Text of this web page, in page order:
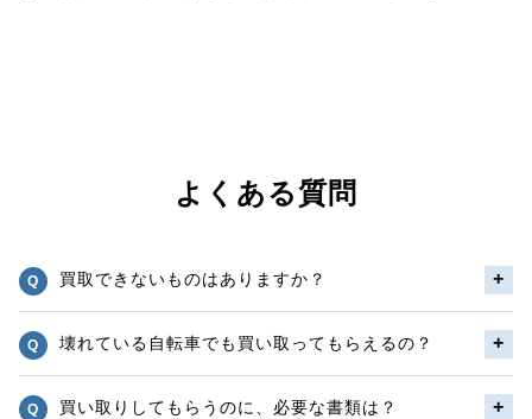
よくある質問
買取できないものはありますか？
壊れている自転車でも買い取ってもらえるの？
買い取りしてもらうのに、必要な書類は？